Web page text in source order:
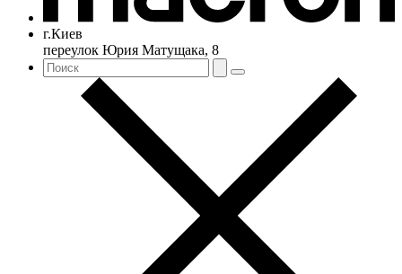
г.Киев
переулок Юрия Матущака, 8